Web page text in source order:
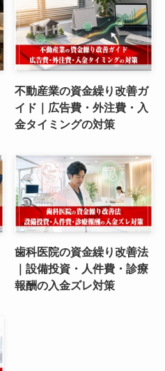
不動産業の資金繰り改善ガ
イド｜広告費・外注費・入
金タイミングの対策
歯科医院の資金繰り改善法
｜設備投資・人件費・診療
報酬の入金ズレ対策